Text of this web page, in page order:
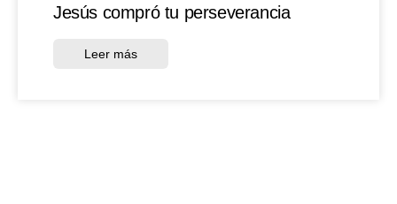
Jesús compró tu perseverancia
Leer más